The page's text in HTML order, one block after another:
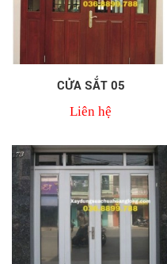
CỬA SẮT 05
Liên hệ